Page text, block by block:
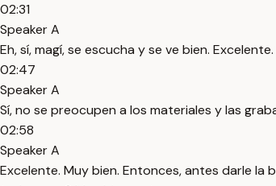
02:31
Speaker A
Eh, sí, magí, se escucha y se ve bien.
02:47
Speaker A
Sí, no se preocupen a los materiales y las
02:58
Speaker A
Excelente. Muy bien. Entonces, antes darle la